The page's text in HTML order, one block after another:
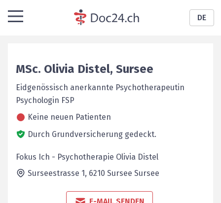
DE
MSc. Olivia Distel, Sursee
Eidgenössisch anerkannte Psychotherapeutin
Psychologin FSP
Keine neuen Patienten
Durch Grundversicherung gedeckt.
Fokus Ich - Psychotherapie Olivia Distel
Surseestrasse 1, 6210 Sursee Sursee